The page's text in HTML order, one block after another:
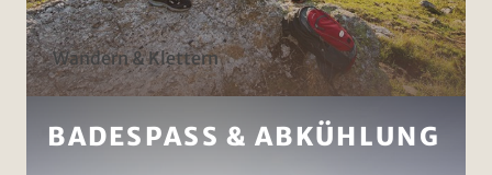
Wandern & Klettern
BADESPASS & ABKÜHLUNG